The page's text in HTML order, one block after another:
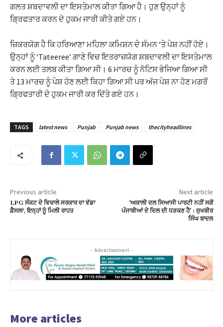
ਗਲਤ ਸ਼ਬਦਾਵਲੀ ਦਾ ਇਸਤੇਮਾਲ ਕੀਤਾ ਗਿਆ ਹੈ। ਹੁਣ ਉਨ੍ਹਾਂ ਨੂੰ
ਗ੍ਰਿਫਤਾਰ ਕਰਨ ਦੇ ਹੁਕਮ ਜਾਰੀ ਕੀਤੇ ਗਏ ਹਨ।
ਜ਼ਿਕਰਯੋਗ ਹੈ ਕਿ ਹਰਿਆਣਾ ਮਹਿਲਾ ਕਮਿਸ਼ਨ ਦੇ ਸੰਮਨ ‘ਤੇ ਪੇਸ਼ ਨਹੀਂ ਹੋਏ।
ਉਨ੍ਹਾਂ ਨੂੰ ‘Tateeree’ ਗਾਣੇ ਵਿਚ ਇਤਰਾਜ਼ਯੋਗ ਸ਼ਬਦਾਵਲੀ ਦਾ ਇਸਤੇਮਾਲ
ਕਰਨ ਲਈ ਤਲਬ ਕੀਤਾ ਗਿਆ ਸੀ। 6 ਮਾਰਚ ਨੂੰ ਨੋਟਿਸ ਭੇਜਿਆ ਗਿਆ ਸੀ
ਤੇ 13 ਮਾਰਚ ਨੂੰ ਪੇਸ਼ ਹੋਣ ਲਈ ਕਿਹਾ ਗਿਆ ਸੀ ਪਰ ਅੱਜ ਪੇਸ਼ ਨਾ ਹੋਣ ਮਗਰੋਂ
ਗ੍ਰਿਫਤਾਰੀ ਦੇ ਹੁਕਮ ਜਾਰੀ ਕਰ ਦਿੱਤੇ ਗਏ ਹਨ।
TAGS latest news Punjab Punjab news thecityheadlines
Previous article
LPG ਸੰਕਟ ਦੇ ਵਿਚਾਲੇ ਸਰਕਾਰ ਦਾ ਵੱਡਾ
ਫ਼ੈਸਲਾ, ਇਨ੍ਹਾਂ ਨੂੰ ਮਿਲੀ ਰਾਹਤ
Next article
‘ਅਕਾਲੀ ਦਲ ਸਿਆਸੀ ਪਾਰਟੀ ਨਹੀਂ ਸਗੋਂ
ਪੰਜਾਬੀਆਂ ਦੇ ਦਿਲ ਦੀ ਧੜਕਣ ਹੈ’ : ਸੁਖਬੀਰ
ਸਿੰਘ ਬਾਦਲ
- Advertisement -
More articles